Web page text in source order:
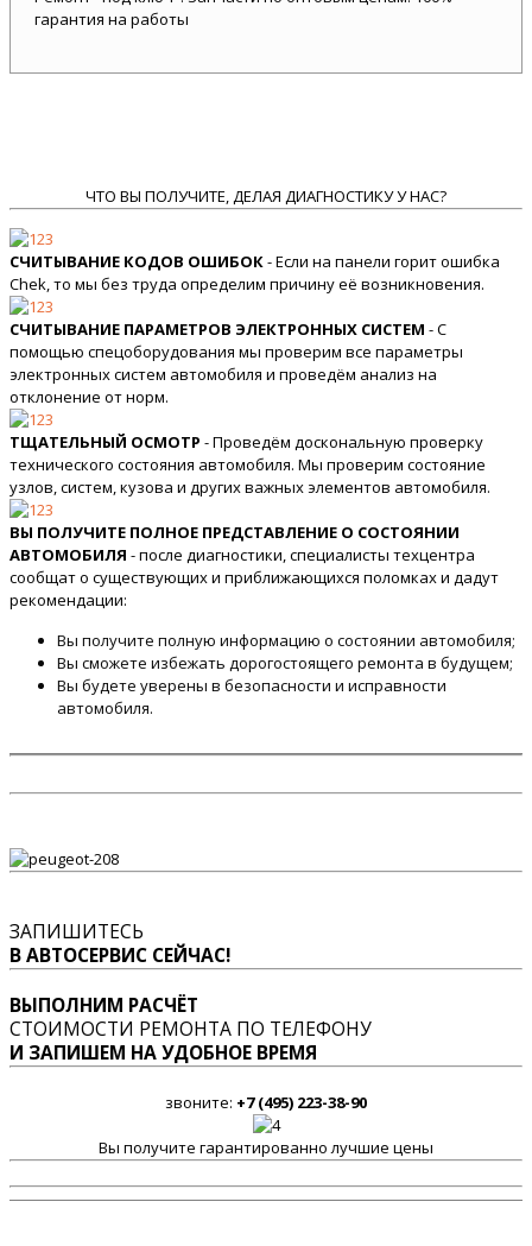
гарантия на работы
ЧТО ВЫ ПОЛУЧИТЕ, ДЕЛАЯ ДИАГНОСТИКУ У НАС?
СЧИТЫВАНИЕ КОДОВ ОШИБОК- Если на панели горит ошибка
Chek, то мы без труда определим причину её возникновения.
СЧИТЫВАНИЕ ПАРАМЕТРОВ ЭЛЕКТРОННЫХ СИСТЕМ - С
помощью спецоборудования мы проверим все параметры
электронных систем автомобиля и проведём анализ на
отклонение от норм.
ТЩАТЕЛЬНЫЙ ОСМОТР - Проведём доскональную проверку
технического состояния автомобиля. Мы проверим состояние
узлов, систем, кузова и других важных элементов автомобиля.
ВЫ ПОЛУЧИТЕ ПОЛНОЕ ПРЕДСТАВЛЕНИЕ О СОСТОЯНИИ
АВТОМОБИЛЯ - после диагностики, специалисты техцентра
сообщат о существующих и приближающихся поломках и дадут
рекомендации:
Вы получите полную информацию о состоянии автомобиля;
Вы сможете избежать дорогостоящего ремонта в будущем;
Вы будете уверены в безопасности и исправности
автомобиля.
ЗАПИШИТЕСЬ
В АВТОСЕРВИС СЕЙЧАС!
ВЫПОЛНИМ РАСЧЁТ
СТОИМОСТИ РЕМОНТА ПО ТЕЛЕФОНУ
И ЗАПИШЕМ НА УДОБНОЕ ВРЕМЯ
звоните: +7 (495) 223-38-90
Вы получите гарантированно лучшие цены